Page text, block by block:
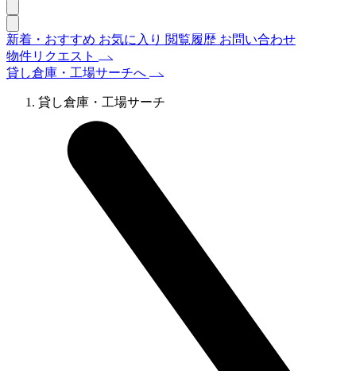
新着・おすすめ お気に入り 閲覧履歴 お問い合わせ
物件リクエスト
貸し倉庫・工場サーチへ
貸し倉庫・工場サーチ